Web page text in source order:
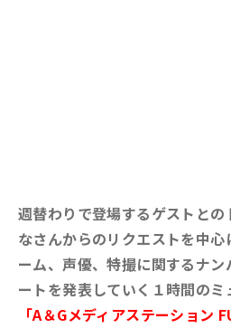
週替わりで登場するゲストと
なさんからのリクエストを中
ーム、声優、特撮に関するナ
ートを発表していく１時間の
「A＆Gメディアステーション